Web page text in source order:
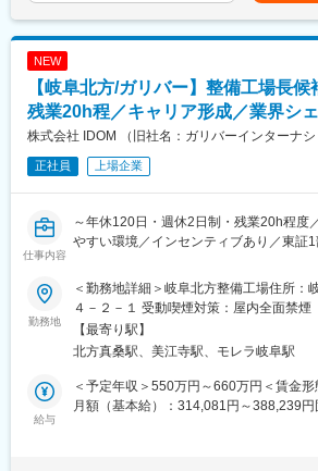
・DX化推進による業務効率化や業務改善
■扱うサービス
省力化・自動化機械装置、包装機、ロボ
少数精鋭の資材調達チームで、他部門と
トを推進します。
■業務の魅力
コスト削減・利益向上を実感しながら、
渉力・調整力を高められます。DX推進や
戦でき、自分のアイデアも活かせます。
■教育体制
OJT、社外研修、資格取得支援あり。未
NEW
【岐阜北方/ガリバー】整備工場長
残業20h程／キャリア形成／業界シ
株式会社 IDOM （旧社名：ガリバーインターナシ
正社員 上場企業
仕事内容
～年休120日・週休2日制・残業20h程度
やすい環境／インセンティブあり／東証1
全国にあるIDOMの運営する整備工場で
備業務をお任せします！
まずは既存工場で業務内容を理解し必要
ます。
その後新規工場の立ち上げ等に際して工
く予定です。
勤務地
＜勤務地詳細＞岐阜北方整備工場住所：
４－２－１ 受動喫煙対策：屋内全面禁煙
【最寄り駅】
北方真桑駅、美江寺駅、モレラ岐阜駅
給与
＜予定年収＞550万円～660万円＜賃金
月額（基本給）：314,081円～388,239円